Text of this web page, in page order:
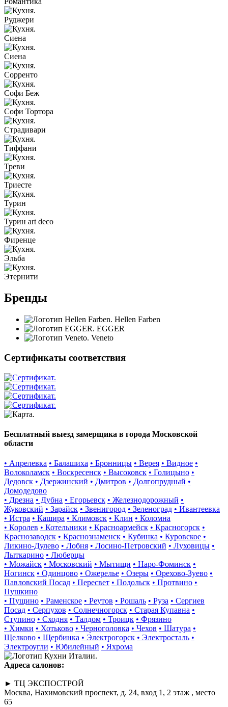
Руджери
Сиена
Сиена
Сорренто
Софи Беж
Софи Тортора
Страдивари
Тиффани
Треви
Триесте
Турин
Турин art deco
Фиренце
Эльба
Этернити
Бренды
Hellen Farben
EGGER
Veneto
Сертификаты соответствия
Бесплатный выезд замерщика в города Московской
области
• Апрелевка • Балашиха • Бронницы • Верея • Видное •
Волоколамск • Воскресенск • Высоковск • Голицыно •
Дедовск • Дзержинский • Дмитров • Долгопрудный •
Домодедово
• Дрезна • Дубна • Егорьевск • Железнодорожный •
Жуковский • Зарайск • Звенигород • Зеленоград • Ивантеевка
• Истра • Кашира • Климовск • Клин • Коломна
• Королев • Котельники • Красноармейск • Красногорск •
Краснозаводск • Краснознаменск • Кубинка • Куровское •
Ликино-Дулево • Лобня • Лосино-Петровский • Луховицы •
Лыткарино • Люберцы
• Можайск • Московский • Мытищи • Наро-Фоминск •
Ногинск • Одинцово • Ожерелье • Озеры • Орехово-Зуево •
Павловский Посад • Пересвет • Подольск • Протвино •
Пушкино
• Пущино • Раменское • Реутов • Рошаль • Руза • Сергиев
Посад • Серпухов • Солнечногорск • Старая Купавна •
Ступино • Сходня • Талдом • Троицк • Фрязино
• Химки • Хотьково • Черноголовка • Чехов • Шатура •
Щелково • Щербинка • Электрогорск • Электросталь •
Электроугли • Юбилейный • Яхрома
Адреса салонов:
► ТЦ ЭКСПОСТРОЙ
Москва, Нахимовский проспект, д. 24, вход 1, 2 этаж , место
65